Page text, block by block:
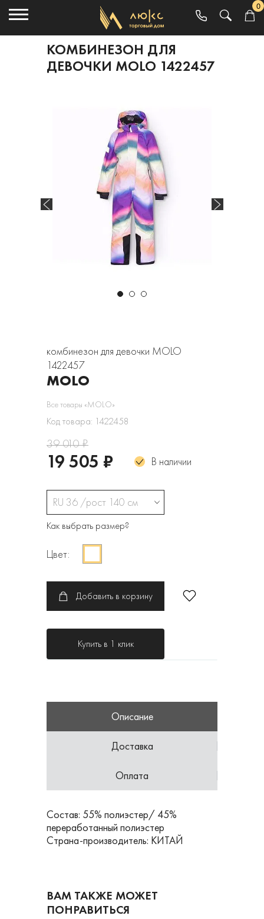
0
КОМБИНЕЗОН ДЛЯ
ДЕВОЧКИ MOLO 1422457
комбинезон для девочки MOLO
1422457
MOLO
Все товары «MOLO»
Код товара: 1422458
39 010 ₽
19 505 ₽ В наличии
RU 36 /рост 140 см
Как выбрать размер?
Цвет:
Добавить в корзину
Купить в 1 клик
Описание
Доставка
Оплата
Состав: 55% полиэстер/ 45%
переработанный полиэстер
Страна-производитель: КИТАЙ
ВАМ ТАКЖЕ МОЖЕТ
ПОНРАВИТЬСЯ